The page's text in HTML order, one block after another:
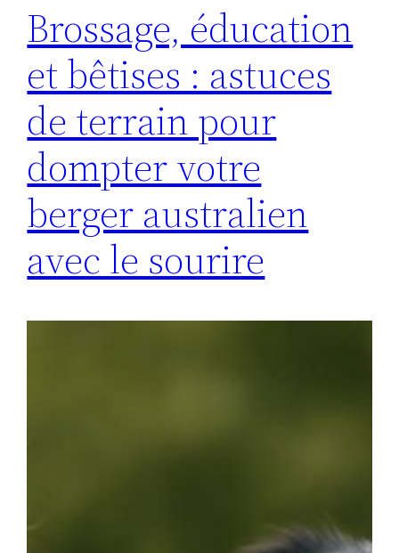
Brossage, éducation
et bêtises : astuces
de terrain pour
dompter votre
berger australien
avec le sourire